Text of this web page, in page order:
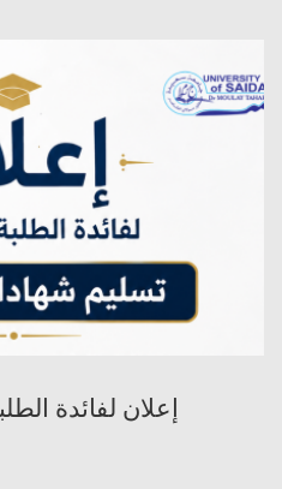
إعلان لفائدة